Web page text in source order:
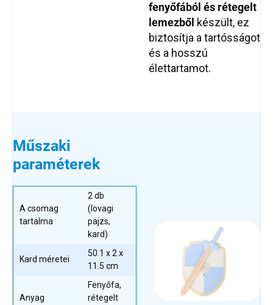
fenyőfából és rétegelt
lemezből készült, ez
biztosítja a tartósságot
és a hosszú
élettartamot.
Műszaki
paraméterek
A csomag
tartalma
2 db
(lovagi
pajzs,
kard)
Kard méretei
50.1 x 2 x
11.5 cm
Anyag
Fenyőfa,
rétegelt